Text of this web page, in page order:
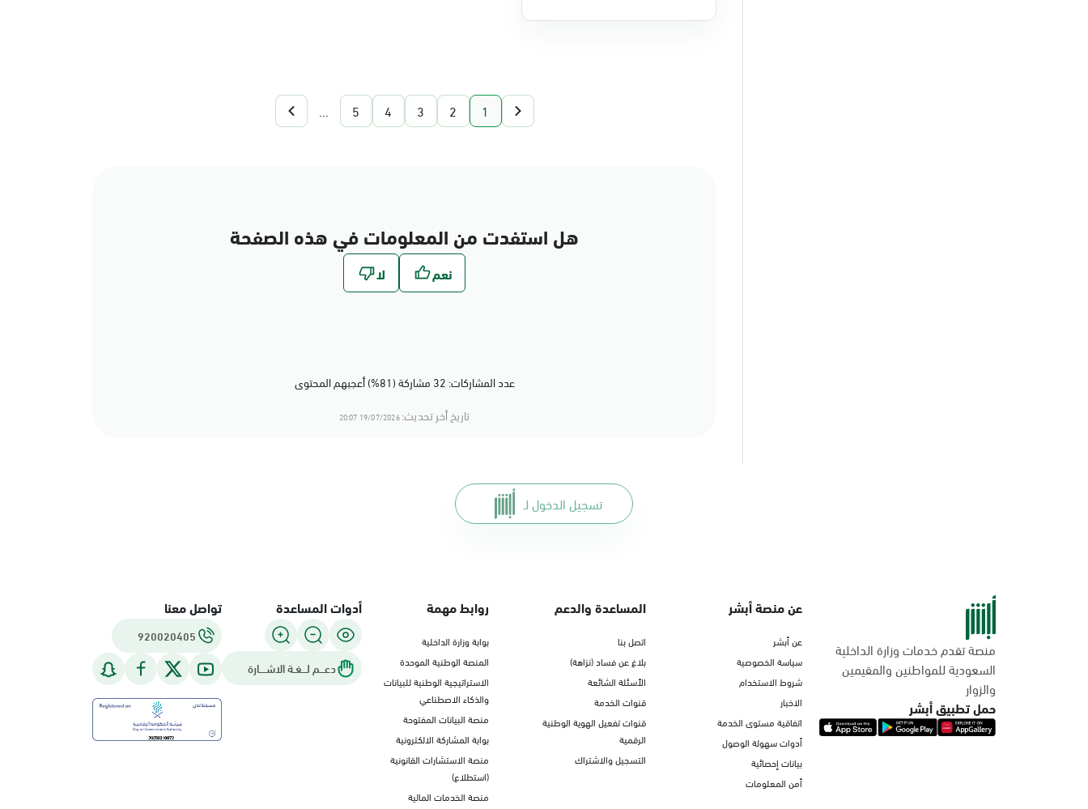
1
2
3
4
5
...
هل استفدت من المعلومات في هذه الصفحة
عدد المشاركات: 32 مشاركة (81%) أعجبهم المحتوى
تاريخ أخر تحديث:19/07/2026 20:07
تسجيل الدخول لـ
منصة تقدم خدمات وزارة الداخلية
السعودية للمواطنين والمقيمين
والزوار
حمل تطبيق أبشر
عن منصة أبشر
عن أبشر
سياسة الخصوصية
شروط الاستخدام
الاخبار
اتفاقية مستوى الخدمة
أدوات سهولة الوصول
بيانات إحصائية
أمن المعلومات
المساعدة والدعم
اتصل بنا
بلاغ عن فساد (نزاهة)
الأسئلة الشائعة
قنوات الخدمة
قنوات تفعيل الهوية الوطنية
الرقمية
التسجيل والاشتراك
روابط مهمة
بوابة وزارة الداخلية
المنصة الوطنية الموحدة
الاستراتيجية الوطنية للبيانات
والذكاء الاصطناعي
منصة البيانات المفتوحة
بوابة المشاركة الالكترونية
منصة الاستشارات القانونية
(استطلاع)
منصة الخدمات المالية
أدوات المساعدة
دعـــم لـــغـة الاشــــارة
تواصل معنا
920020405